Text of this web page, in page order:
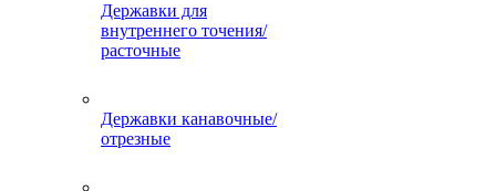
Державки для
внутреннего точения/
расточные
Державки канавочные/
отрезные